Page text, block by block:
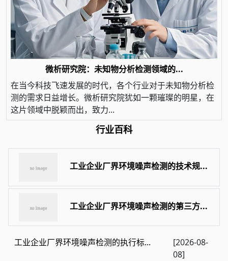
微析研究院：未知物分析检测领域的...
在当今科技飞速发展的时代，各个行业对于未知物分析检
测的需求日益增长。微析研究院犹如一颗璀璨的明星，在
这片领域中脱颖而出，致力...
行业百科
工业企业厂界环境噪声检测的技术规...
工业企业厂界环境噪声检测的第三方...
工业企业厂界环境噪声检测的执行标...
[2026-08-
08]